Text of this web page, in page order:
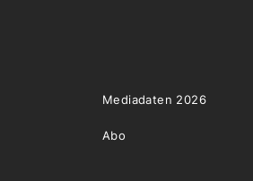
Mediadaten 2026
Abo